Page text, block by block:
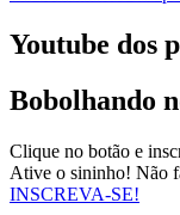
Youtube dos
Bobolhando
Clique no botão e
Ative o sininho! Não
INSCREVA-SE!